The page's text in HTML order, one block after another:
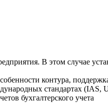
В этом случае
контура,
стандартах (IAS,
бухгалтерского учета